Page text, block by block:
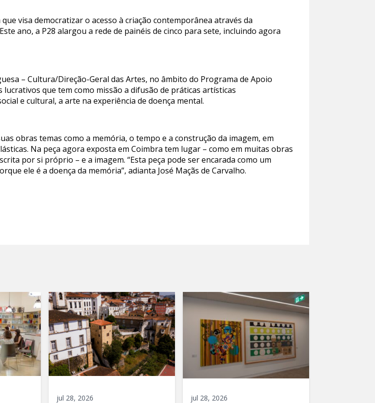
visa democratizar o acesso à criação contemporânea através da
ano, a P28 alargou a rede de painéis de cinco para sete, incluindo agora
– Cultura/Direção-Geral das Artes, no âmbito do Programa de Apoio
lucrativos que tem como missão a difusão de práticas artísticas
e cultural, a arte na experiência de doença mental.
obras temas como a memória, o tempo e a construção da imagem, em
Na peça agora exposta em Coimbra tem lugar – como em muitas obras
por si próprio – e a imagem. “Esta peça pode ser encarada como um
ele é a doença da memória”, adianta José Maçãs de Carvalho.
jul 28, 2026 jul 28, 2026